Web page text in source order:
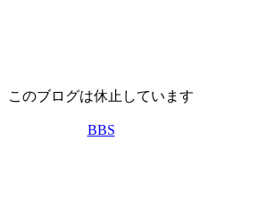
このブログは休止しています
BBS